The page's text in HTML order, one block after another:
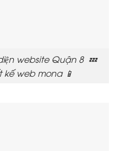
website Quận 8 💤
kế web mona 📱